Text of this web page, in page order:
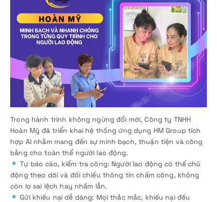
Trong hành trình không ngừng đổi mới, Công ty TNHH
Hoàn Mỹ đã triển khai hệ thống ứng dụng HM Group tích
hợp AI nhằm mang đến sự minh bạch, thuận tiện và công
bằng cho toàn thể người lao động.
Tự báo cáo, kiểm tra công: Người lao động có thể chủ
động theo dõi và đối chiếu thông tin chấm công, không
còn lo sai lệch hay nhầm lẫn.
Gửi khiếu nại dễ dàng: Mọi thắc mắc, khiếu nại đều